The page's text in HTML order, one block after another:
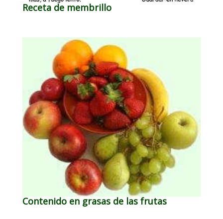
Receta de membrillo
Contenido en grasas de las frutas